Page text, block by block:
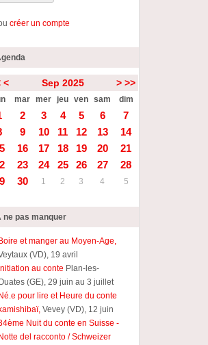
créer un compte
< Sep 2025 > >>
mar mer jeu ven sam dim
2 3 4 5 6
7
9 10 11 12 13
14
16 17 18 19 20
21
23 24 25 26 27
28
30 1 2 3 4 5
ne pas manquer
Boire et manger au Moyen-Age,
(VD), 19 avril
Initiation au conte Plan-les-
(GE), 29 juin au 3 juillet
Né.e pour lire et Heure du conte
Vevey (VD), 12 juin
Nuit du conte en Suisse -
Notte del racconto / Schweizer